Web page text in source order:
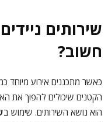
שירותים
חשוב?
כאשר מתכננים אירוע מיוחד
הקטנים שיכולים להפוך את
הוא נושא השירותים. שימוש ב